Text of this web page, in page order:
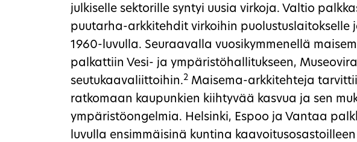
julkiselle sektorille syntyi uusia virkoja. Valtio
puutarha-arkkitehdit virkoihin puolustuslaitokselle
1960-luvulla. Seuraavalla vuosikymmenellä
palkattiin Vesi- ja ympäristöhallitukseen,
seutukaavaliittoihin.2 Maisema-arkkitehteja
ratkomaan kaupunkien kiihtyvää kasvua ja sen
ympäristöongelmia. Helsinki, Espoo ja Vantaa
luvulla ensimmäisinä kuntina